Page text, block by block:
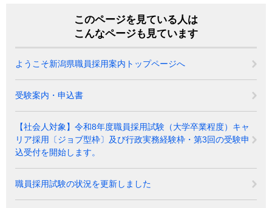
このページを見ている人は
こんなページも見ています
ようこそ新潟県職員採用案内トップページへ
受験案内・申込書
【社会人対象】令和8年度職員採用試験（大学卒業程度）キャ
リア採用〔ジョブ型枠〕及び行政実務経験枠・第3回の受験申
込受付を開始します。
職員採用試験の状況を更新しました